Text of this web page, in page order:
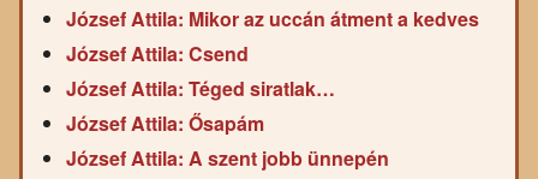
József Attila: Mikor az uccán átment a kedves
József Attila: Csend
József Attila: Téged siratlak…
József Attila: Ősapám
József Attila: A szent jobb ünnepén